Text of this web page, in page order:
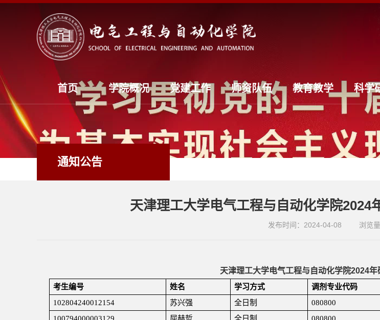
首页 学院概况 党建工作 师资队伍 教育教学 科学
通知公告
天津理工大学电气工程与自动化学院2024
发布时间：2024-04-08 浏览量
天津理工大学电气工程与自动化学院2024年
考生编号 姓名 学习方式 调剂专业代码
102804240012154
苏兴强 全日制 080800